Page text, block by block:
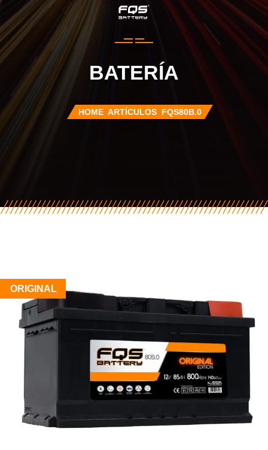
BATERÍA
HOME ARTÍCULOS FQS80B.0
ORIGINAL